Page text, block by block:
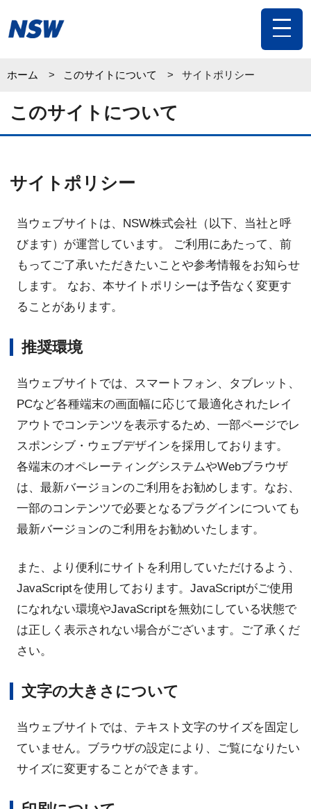
toggle
ホーム このサイトについて サイトポリシー
このサイトについて
サイトポリシー
当ウェブサイトは、NSW株式会社（以下、当社と呼
びます）が運営しています。 ご利用にあたって、前
もってご了承いただきたいことや参考情報をお知らせ
します。 なお、本サイトポリシーは予告なく変更す
ることがあります。
推奨環境
当ウェブサイトでは、スマートフォン、タブレット、
PCなど各種端末の画面幅に応じて最適化されたレイ
アウトでコンテンツを表示するため、一部ページでレ
スポンシブ・ウェブデザインを採用しております。
各端末のオペレーティングシステムやWebブラウザ
は、最新バージョンのご利用をお勧めします。なお、
一部のコンテンツで必要となるプラグインについても
最新バージョンのご利用をお勧めいたします。
また、より便利にサイトを利用していただけるよう、
JavaScriptを使用しております。JavaScriptがご使用
になれない環境やJavaScriptを無効にしている状態で
は正しく表示されない場合がございます。ご了承くだ
さい。
文字の大きさについて
当ウェブサイトでは、テキスト文字のサイズを固定し
ていません。ブラウザの設定により、ご覧になりたい
サイズに変更することができます。